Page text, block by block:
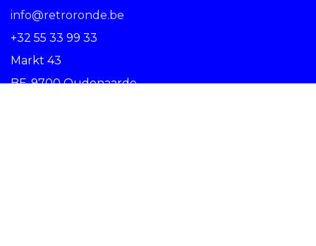
info@retroronde.be
+32 55 33 99 33
Markt 43
BE-9700 Oudenaarde